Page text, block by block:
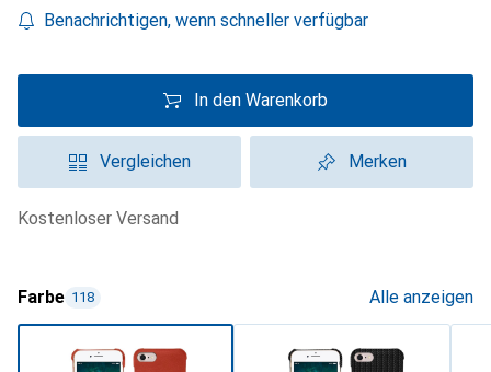
Benachrichtigen, wenn schneller verfügbar
In den Warenkorb
Vergleichen Merken
kostenloser Versand
Farbe 118 Alle anzeigen